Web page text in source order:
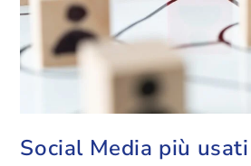
Social Media più